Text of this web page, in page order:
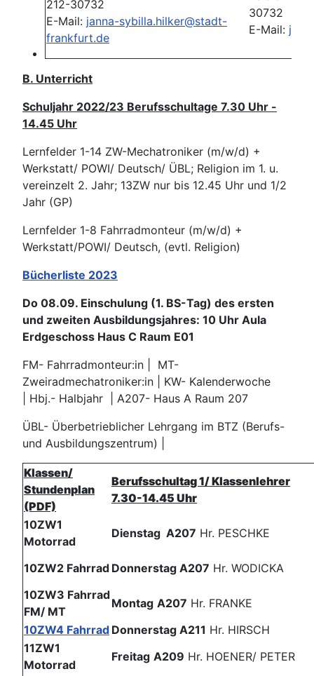
212-30732
E-Mail: janna-sybilla.hilker@stadt-
frankfurt.de
30732
E-Mail:
B. Unterricht
Schuljahr 2022/23 Berufsschultage 7.30 Uhr -
14.45 Uhr
Lernfelder 1-14 ZW-Mechatroniker (m/w/d) +
Werkstatt/ POWI/ Deutsch/ ÜBL; Religion im 1. u.
vereinzelt 2. Jahr; 13ZW nur bis 12.45 Uhr und 1/2
Jahr (GP)
Lernfelder 1-8 Fahrradmonteur (m/w/d) +
Werkstatt/POWI/ Deutsch, (evtl. Religion)
Bücherliste 2023
Do 08.09. Einschulung (1. BS-Tag) des ersten
und zweiten Ausbildungsjahres: 10 Uhr Aula
Erdgeschoss Haus C Raum E01
FM- Fahrradmonteur:in | MT-
Zweiradmechatroniker:in | KW- Kalenderwoche
| Hbj.- Halbjahr | A207- Haus A Raum 207
ÜBL- Überbetrieblicher Lehrgang im BTZ (Berufs-
und Ausbildungszentrum) |
Klassen/
Stundenplan
(PDF)
Berufsschultag 1/ Klassenlehrer
7.30-14.45 Uhr
10ZW1
Motorrad
Dienstag A207 Hr. PESCHKE
10ZW2 Fahrrad Donnerstag A207 Hr. WODICKA
10ZW3 Fahrrad
FM/ MT
Montag A207 Hr. FRANKE
10ZW4 Fahrrad Donnerstag A211 Hr. HIRSCH
11ZW1
Motorrad
Freitag A209 Hr. HOENER/ PETER